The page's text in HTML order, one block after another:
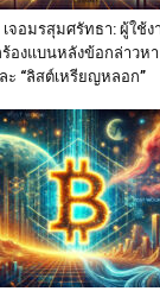
เจอมรสุมศรัทธา: ผู้ใช้ง
ร้องแบนหลังข้อกล่าวห
ะ “ลิสต์เหรียญหลอก”